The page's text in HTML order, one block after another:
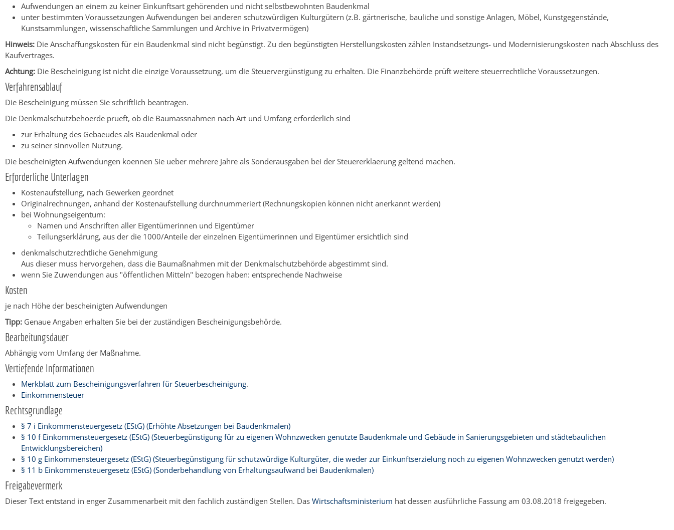
Aufwendungen an einem zu keiner Einkunftsart gehörenden und nicht selbstbewohnten Baudenkmal
unter bestimmten Voraussetzungen Aufwendungen bei anderen schutzwürdigen Kulturgütern (z.B. gärtnerische, bauliche und sonstige Anlagen, Möbel, Kunstgegenstände,
Kunstsammlungen, wissenschaftliche Sammlungen und Archive in Privatvermögen)
Hinweis: Die Anschaffungskosten für ein Baudenkmal sind nicht begünstigt. Zu den begünstigten Herstellungskosten zählen Instandsetzungs- und Modernisierungskosten nach Abschluss des
Kaufvertrages.
Achtung: Die Bescheinigung ist nicht die einzige Voraussetzung, um die Steuervergünstigung zu erhalten. Die Finanzbehörde prüft weitere steuerrechtliche Voraussetzungen.
Verfahrensablauf
Die Bescheinigung müssen Sie schriftlich beantragen.
Die Denkmalschutzbehoerde prueft, ob die Baumassnahmen nach Art und Umfang erforderlich sind
zur Erhaltung des Gebaeudes als Baudenkmal oder
zu seiner sinnvollen Nutzung.
Die bescheinigten Aufwendungen koennen Sie ueber mehrere Jahre als Sonderausgaben bei der Steuererklaerung geltend machen.
Erforderliche Unterlagen
Kostenaufstellung, nach Gewerken geordnet
Originalrechnungen, anhand der Kostenaufstellung durchnummeriert (Rechnungskopien können nicht anerkannt werden)
bei Wohnungseigentum:
Namen und Anschriften aller Eigentümerinnen und Eigentümer
Teilungserklärung, aus der die 1000/Anteile der einzelnen Eigentümerinnen und Eigentümer ersichtlich sind
denkmalschutzrechtliche Genehmigung
Aus dieser muss hervorgehen, dass die Baumaßnahmen mit der Denkmalschutzbehörde abgestimmt sind.
wenn Sie Zuwendungen aus "öffentlichen Mitteln" bezogen haben: entsprechende Nachweise
Kosten
je nach Höhe der bescheinigten Aufwendungen
Tipp: Genaue Angaben erhalten Sie bei der zuständigen Bescheinigungsbehörde.
Bearbeitungsdauer
Abhängig vom Umfang der Maßnahme.
Vertiefende Informationen
Merkblatt zum Bescheinigungsverfahren für Steuerbescheinigung.
Einkommensteuer
Rechtsgrundlage
§ 7 i Einkommensteuergesetz (EStG) (Erhöhte Absetzungen bei Baudenkmalen)
§ 10 f Einkommensteuergesetz (EStG) (Steuerbegünstigung für zu eigenen Wohnzwecken genutzte Baudenkmale und Gebäude in Sanierungsgebieten und städtebaulichen
Entwicklungsbereichen)
§ 10 g Einkommensteuergesetz (EStG) (Steuerbegünstigung für schutzwürdige Kulturgüter, die weder zur Einkunftserzielung noch zu eigenen Wohnzwecken genutzt werden)
§ 11 b Einkommensteuergesetz (EStG) (Sonderbehandlung von Erhaltungsaufwand bei Baudenkmalen)
Freigabevermerk
Dieser Text entstand in enger Zusammenarbeit mit den fachlich zuständigen Stellen. Das Wirtschaftsministerium hat dessen ausführliche Fassung am 03.08.2018 freigegeben.